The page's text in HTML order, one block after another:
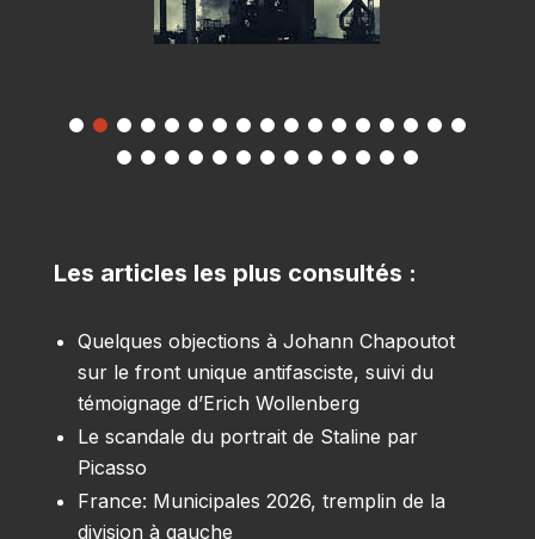
Les articles les plus consultés :
Quelques objections à Johann Chapoutot
sur le front unique antifasciste, suivi du
témoignage d’Erich Wollenberg
Le scandale du portrait de Staline par
Picasso
France: Municipales 2026, tremplin de la
division à gauche